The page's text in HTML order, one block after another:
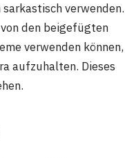
verwenden.
den beigefügten
verwenden können,
aufzuhalten. Dieses